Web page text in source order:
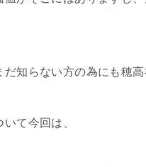
知らない方の為にも穂
て今回は、